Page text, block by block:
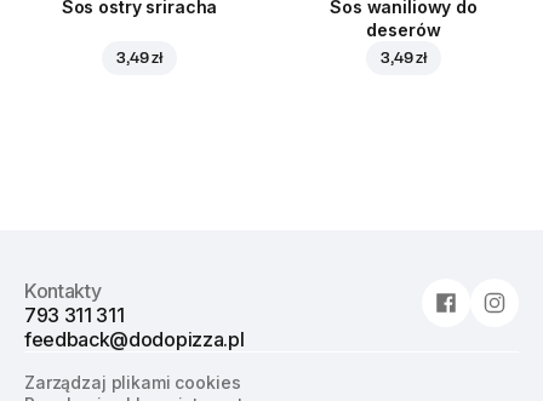
Sos ostry sriracha
3,49 zł
Sos waniliowy do
deserów
3,49 zł
Kontakty
793 311 311
feedback@dodopizza.pl
Zarządzaj plikami cookies